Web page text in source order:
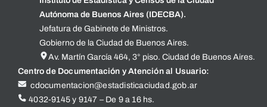
Autónoma de Buenos Aires (IDECBA).
Jefatura de Gabinete de Ministros.
Gobierno de la Ciudad de Buenos Aires.
Av. Martín García 464, 3° piso. Ciudad de Buenos Aires.
Centro de Documentación y Atención al Usuario:
cdocumentacion@estadisticaciudad.gob.ar
4032-9145 y 9147 – De 9 a 16 hs.